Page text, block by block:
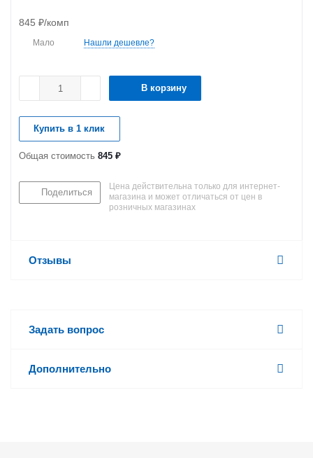
845 ₽/комп
Мало Нашли дешевле?
В корзину
Купить в 1 клик
Общая стоимость 845 ₽
Поделиться
Цена действительна только для интернет-
магазина и может отличаться от цен в
розничных магазинах
Отзывы
Задать вопрос
Дополнительно